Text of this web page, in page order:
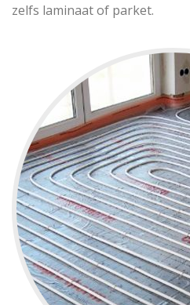
zelfs laminaat of parket.